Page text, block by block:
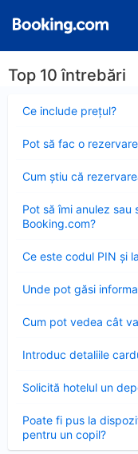
Top 10 întrebări
Ce include preţul?
închis
Pot să fac o
închis
Cum ştiu că
închis
Pot să îmi anulez
Booking.com?
închis
Ce este codul PIN şi
închis
Unde pot găsi
închis
Cum pot vedea cât
închis
Introduc detaliile
închis
Solicită hotelul un
închis
Poate fi pus la
pentru un copil?
închis